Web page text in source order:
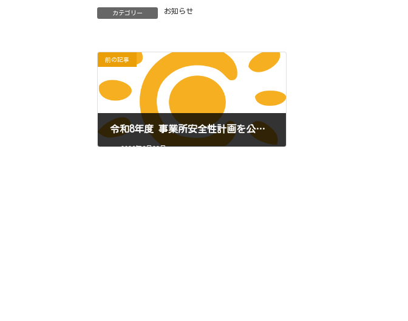
カテゴリー お知らせ
前の記事
令和8年度 事業所安全性計画を公開しました。
2026年6月22日